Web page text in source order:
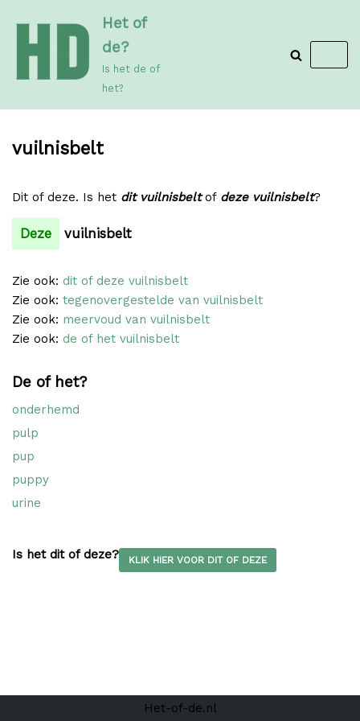
de
inhoud
Het of
de?
Is het de of
het?
vuilnisbelt
Dit of deze. Is het dit vuilnisbeltof deze vuilnisbelt?
Deze vuilnisbelt
Zie ook: dit of deze vuilnisbelt
Zie ook: tegenovergestelde van vuilnisbelt
Zie ook: meervoud van vuilnisbelt
Zie ook: de of het vuilnisbelt
De of het?
onderhemd
pulp
pup
puppy
urine
Is het dit of deze? KLIK HIER VOOR DIT OF DEZE
Het-of-de.nl